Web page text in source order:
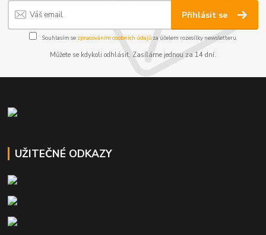
Přihlásit se
Souhlasím se zpracováním osobních údajůza účelem rozesílky newsletteru.
Můžete se kdykoli odhlásit. Zasíláme jednou za 14 dní.
UŽITEČNÉ ODKAZY